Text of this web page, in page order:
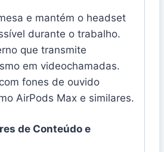
e mantém o headset
durante o trabalho.
que transmite
em videochamadas.
fones de ouvido
AirPods Max e similares.
de Conteúdo e